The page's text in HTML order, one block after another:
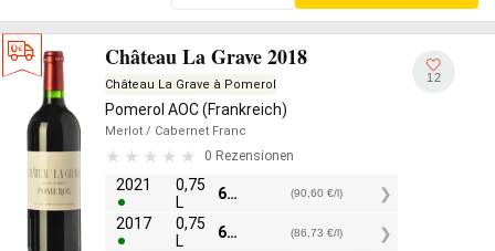
Château La Grave 2018
Château La Grave à Pomerol
Pomerol AOC (Frankreich)
Merlot / Cabernet Franc
0 Rezensionen
2021
0,75
L
67,95 (90,60 €/l)
2017
0,75
L
65,05 (86,73 €/l)
12